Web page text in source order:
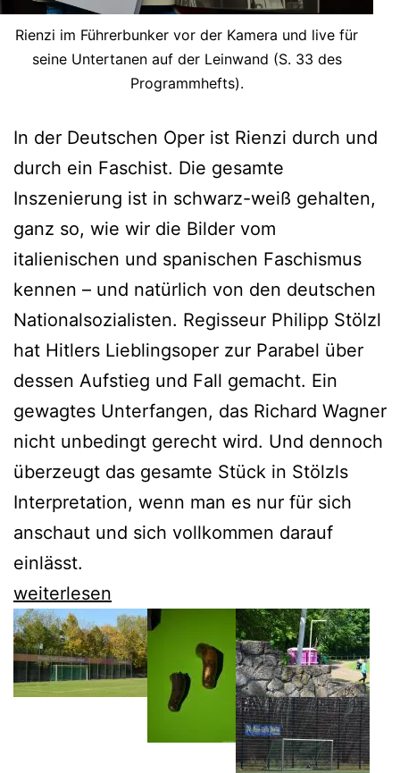
Rienzi im Führerbunker vor der Kamera und live für
seine Untertanen auf der Leinwand (S. 33 des
Programmhefts).
In der Deutschen Oper ist Rienzi durch und
durch ein Faschist. Die gesamte
Inszenierung ist in schwarz-weiß gehalten,
ganz so, wie wir die Bilder vom
italienischen und spanischen Faschismus
kennen – und natürlich von den deutschen
Nationalsozialisten. Regisseur Philipp Stölzl
hat Hitlers Lieblingsoper zur Parabel über
dessen Aufstieg und Fall gemacht. Ein
gewagtes Unterfangen, das Richard Wagner
nicht unbedingt gerecht wird. Und dennoch
überzeugt das gesamte Stück in Stölzls
Interpretation, wenn man es nur für sich
anschaut und sich vollkommen darauf
einlässt.
Der
Rienzi
der
Deutschen
weiterlesen